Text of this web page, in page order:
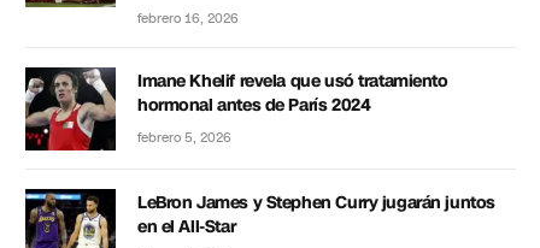
febrero 16, 2026
Imane Khelif revela que usó tratamiento
hormonal antes de París 2024
febrero 5, 2026
LeBron James y Stephen Curry jugarán juntos
en el All-Star